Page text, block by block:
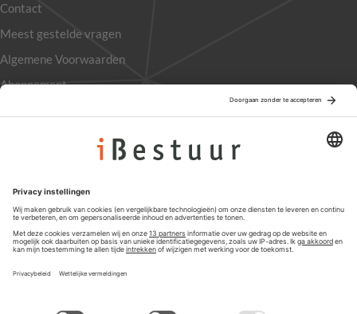
Contact
Meest gestelde vragen
Algemene Voorwaarden
Abonnement
Privacyinstellingen